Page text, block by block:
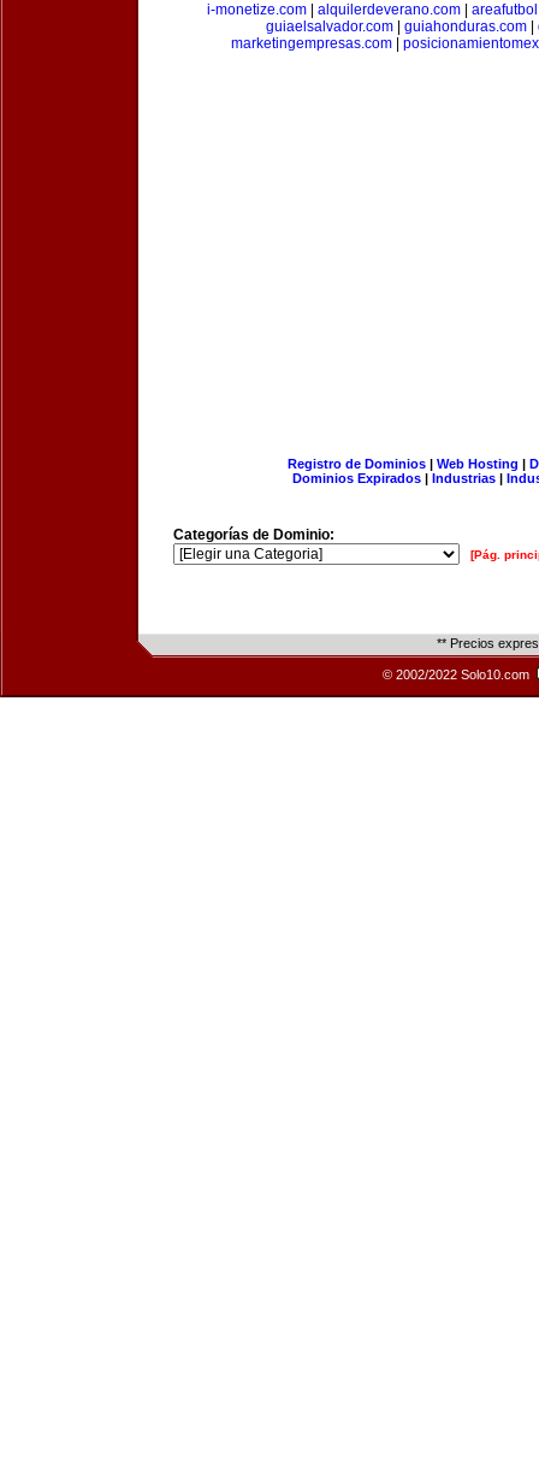
i-monetize.com
alquilerdeverano.com
guiaelsalvador.com| guiahonduras.com|
marketingempresas.com
Registro de Dominios| Web Hosting |
Dominios Expirados | Industrias |
Categorías de Dominio:
[Pág.
** Precios
© 2002/2022 Solo10.com